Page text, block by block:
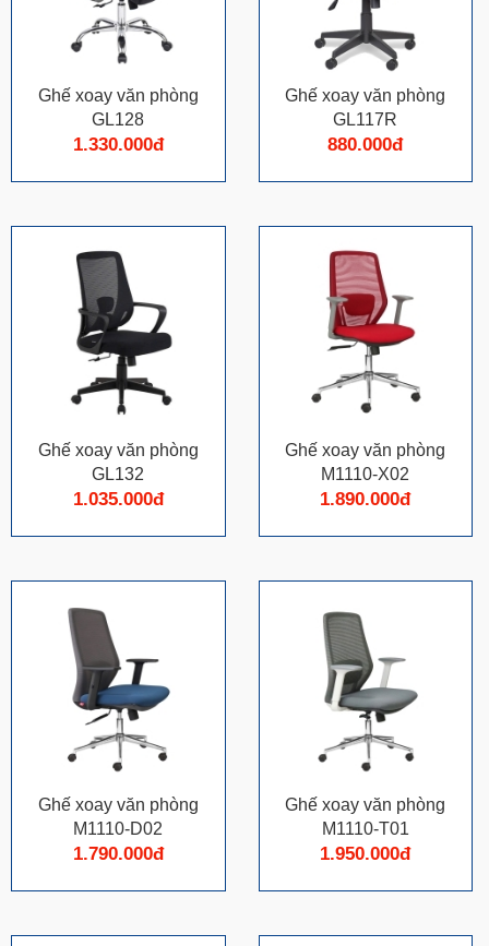
Ghế xoay văn phòng
GL128
1.330.000đ
Ghế xoay văn phòng
GL117R
880.000đ
Ghế xoay văn phòng
GL132
1.035.000đ
Ghế xoay văn phòng
M1110-X02
1.890.000đ
Ghế xoay văn phòng
M1110-D02
1.790.000đ
Ghế xoay văn phòng
M1110-T01
1.950.000đ